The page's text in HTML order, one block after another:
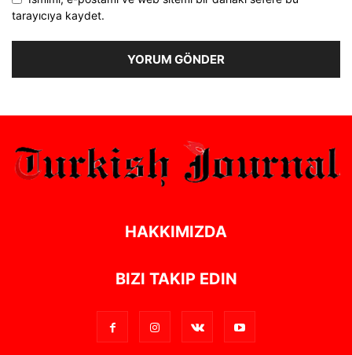
tarayıcıya kaydet.
HAKKIMIZDA
BIZI TAKIP EDIN